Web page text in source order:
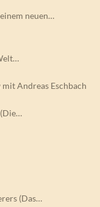
neuen…
Andreas Eschbach
(Das…